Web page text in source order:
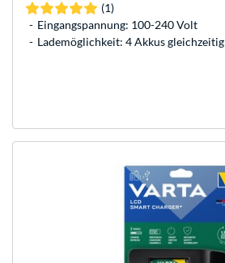
(1)
Eingangspannung: 100-240 Volt
Lademöglichkeit: 4 Akkus gleichzeitig